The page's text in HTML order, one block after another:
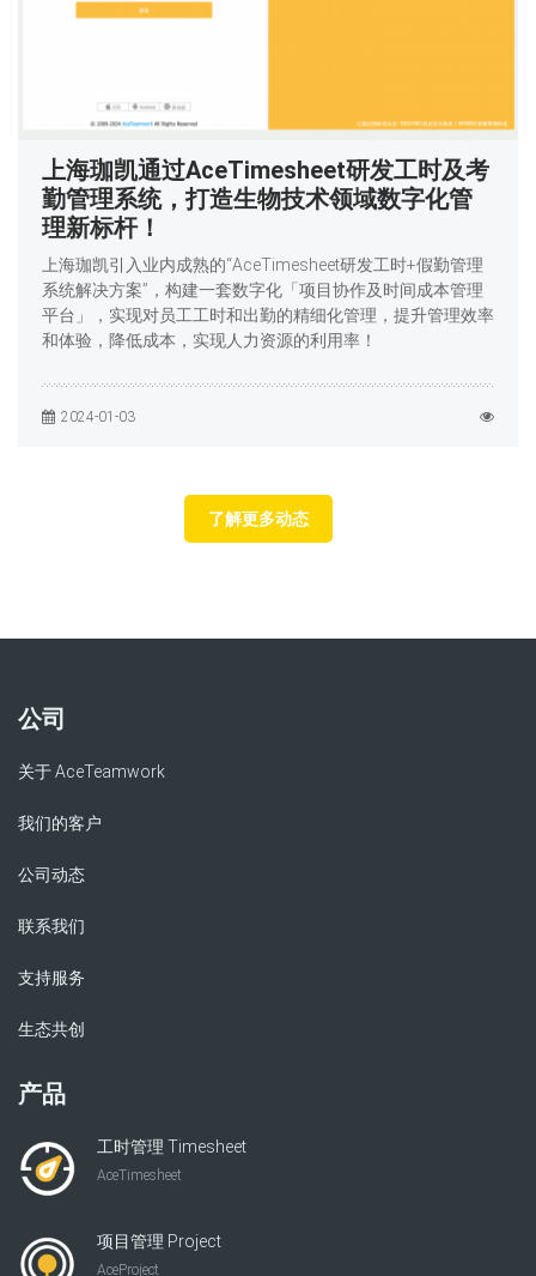
上海珈凯通过AceTimesheet研发工时及考
勤管理系统，打造生物技术领域数字化管
理新标杆！
上海珈凯引入业内成熟的“AceTimesheet研发工时+假勤管理
系统解决方案”，构建一套数字化「项目协作及时间成本管理
平台」，实现对员工工时和出勤的精细化管理，提升管理效率
和体验，降低成本，实现人力资源的利用率！
2024-01-03
了解更多动态
公司
关于 AceTeamwork
我们的客户
公司动态
联系我们
支持服务
生态共创
产品
工时管理 Timesheet
AceTimesheet
项目管理 Project
AceProject